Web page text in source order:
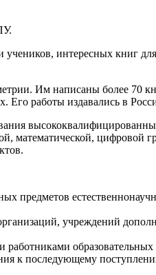
интересных книг
Им написаны более 70
работы издавались в
математической, цифровой
предметов
учреждений
к последующему